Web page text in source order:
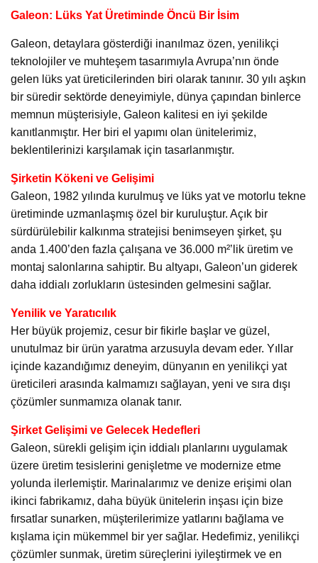
Galeon: Lüks Yat Üretiminde Öncü Bir İsim
Galeon, detaylara gösterdiği inanılmaz özen, yenilikçi
teknolojiler ve muhteşem tasarımıyla Avrupa’nın önde
gelen lüks yat üreticilerinden biri olarak tanınır. 30 yılı aşkın
bir süredir sektörde deneyimiyle, dünya çapından binlerce
memnun müşterisiyle, Galeon kalitesi en iyi şekilde
kanıtlanmıştır. Her biri el yapımı olan ünitelerimiz,
beklentilerinizi karşılamak için tasarlanmıştır.
Şirketin Kökeni ve Gelişimi
Galeon, 1982 yılında kurulmuş ve lüks yat ve motorlu tekne
üretiminde uzmanlaşmış özel bir kuruluştur. Açık bir
sürdürülebilir kalkınma stratejisi benimseyen şirket, şu
anda 1.400’den fazla çalışana ve 36.000 m²’lik üretim ve
montaj salonlarına sahiptir. Bu altyapı, Galeon’un giderek
daha iddialı zorlukların üstesinden gelmesini sağlar.
Yenilik ve Yaratıcılık
Her büyük projemiz, cesur bir fikirle başlar ve güzel,
unutulmaz bir ürün yaratma arzusuyla devam eder. Yıllar
içinde kazandığımız deneyim, dünyanın en yenilikçi yat
üreticileri arasında kalmamızı sağlayan, yeni ve sıra dışı
çözümler sunmamıza olanak tanır.
Şirket Gelişimi ve Gelecek Hedefleri
Galeon, sürekli gelişim için iddialı planlarını uygulamak
üzere üretim tesislerini genişletme ve modernize etme
yolunda ilerlemiştir. Marinalarımız ve denize erişimi olan
ikinci fabrikamız, daha büyük ünitelerin inşası için bize
fırsatlar sunarken, müşterilerimize yatlarını bağlama ve
kışlama için mükemmel bir yer sağlar. Hedefimiz, yenilikçi
çözümler sunmak, üretim süreçlerini iyileştirmek ve en